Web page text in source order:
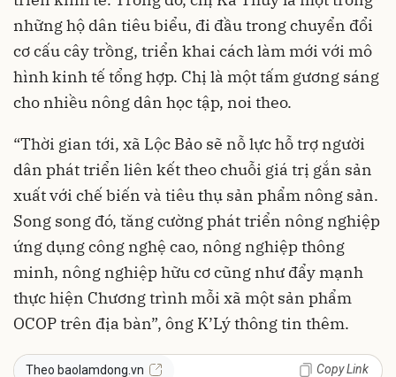
những hộ dân tiêu biểu, đi đầu trong chuyển đổi
cơ cấu cây trồng, triển khai cách làm mới với mô
hình kinh tế tổng hợp. Chị là một tấm gương sáng
cho nhiều nông dân học tập, noi theo.
“Thời gian tới, xã Lộc Bảo sẽ nỗ lực hỗ trợ người
dân phát triển liên kết theo chuỗi giá trị gắn sản
xuất với chế biến và tiêu thụ sản phẩm nông sản.
Song song đó, tăng cường phát triển nông nghiệp
ứng dụng công nghệ cao, nông nghiệp thông
minh, nông nghiệp hữu cơ cũng như đẩy mạnh
thực hiện Chương trình mỗi xã một sản phẩm
OCOP trên địa bàn”, ông K’Lý thông tin thêm.
Theo baolamdong.vn Copy Link